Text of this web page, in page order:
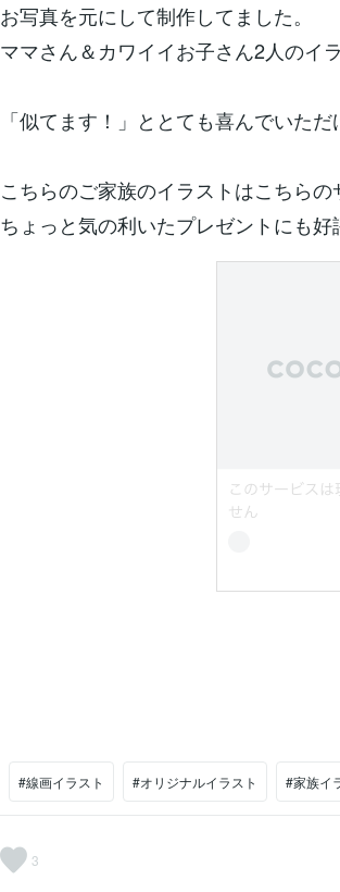
お写真を元にして制作してました。
ママさん＆カワイイお子さん2人のイ
「似てます！」ととても喜んでいただ
こちらのご家族のイラストはこちらの
ちょっと気の利いたプレゼントにも
#線画イラスト #オリジナルイラスト #家族イ
3